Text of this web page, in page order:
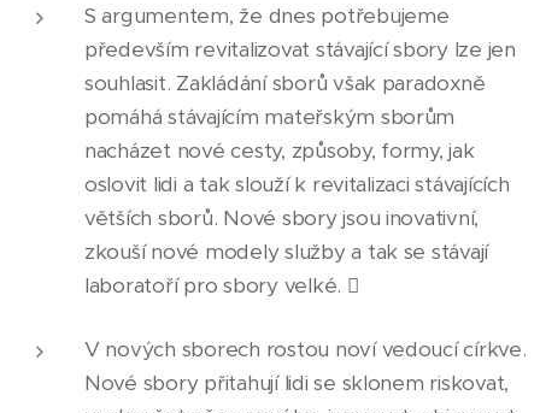
S argumentem, že dnes potřebujeme
především revitalizovat stávající sbory lze jen
souhlasit. Zakládání sborů však paradoxně
pomáhá stávajícím mateřským sborům
nacházet nové cesty, způsoby, formy, jak
oslovit lidi a tak slouží k revitalizaci stávajících
větších sborů. Nové sbory jsou inovativní,
zkouší nové modely služby a tak se stávají
laboratoří pro sbory velké. 
V nových sborech rostou noví vedoucí církve.
Nové sbory přitahují lidi se sklonem riskovat,